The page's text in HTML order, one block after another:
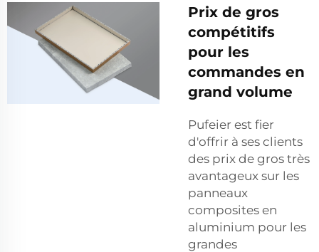
Prix de gros
compétitifs
pour les
commandes en
grand volume
Pufeier est fier
d'offrir à ses clients
des prix de gros très
avantageux sur les
panneaux
composites en
aluminium pour les
grandes